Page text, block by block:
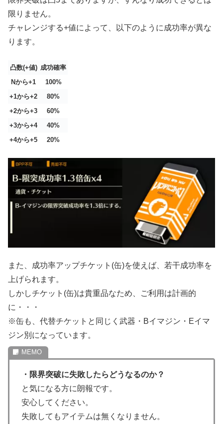
限りません。
チャレンジする+値によって、以下のように成功率が異な
ります。
凸数(+値) 成功確率
Nから+1
100%
+1から+2
80%
+2から+3
60%
+3から+4
40%
+4から+5
20%
また、成功率アップチケット(缶)を使えば、若干成功率を
上げられます。
しかしチケット(缶)は貴重品なため、ご利用は計画的
に・・・
※缶も、代替チケットと同じく武器・Bイマジン・Eイマ
ジン別になっています。
・限界突破に失敗したらどうなるのか？
と気になる方に朗報です。
安心してください。
失敗してもアイテムは無くなりません。